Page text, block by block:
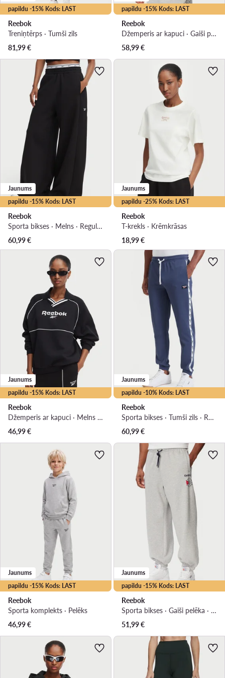
papildu -15% Kods: LAST
Reebok
Treniņtērps · Tumši zils
81,99€
papildu -15% Kods: LAST
Reebok
Džemperis ar kapuci · Gaiši pelēka
58,99€
papildu -15% Kods: LAST
Jaunums
Reebok
Sporta bikses · Melns · Regular Fit
60,99€
papildu -25% Kods: LAST
Jaunums
Reebok
T-krekls · Krēmkrāsas
18,99€
papildu -15% Kods: LAST
Jaunums
Reebok
Džemperis ar kapuci · Melns · Oversize
46,99€
papildu -10% Kods: LAST
Jaunums
Reebok
Sporta bikses · Tumši zils · Regular Fit
60,99€
papildu -15% Kods: LAST
Jaunums
Reebok
Sporta komplekts · Pelēks
46,99€
papildu -15% Kods: LAST
Jaunums
Reebok
Sporta bikses · Gaiši pelēka · Regular Fit
51,99€